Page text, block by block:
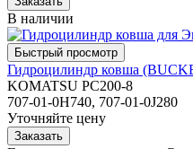
В наличии
Гидроцилиндр ковша
KOMATSU PC200-8
707-01-0H740, 707-01-0J280
Уточняйте цену